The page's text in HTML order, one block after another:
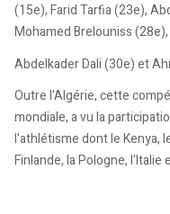
(15e), Farid Tarfia (23e),
Mohamed Brelouniss (28e),
Abdelkader Dali (30e) et
Outre l'Algérie, cette
mondiale, a vu la
l'athlétisme dont le Kenya,
Finlande, la Pologne, l'Italie